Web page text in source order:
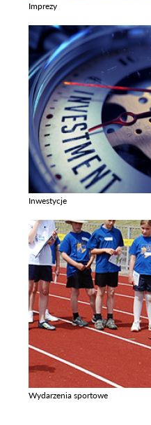
Imprezy
Inwestycje
Wydarzenia sportowe